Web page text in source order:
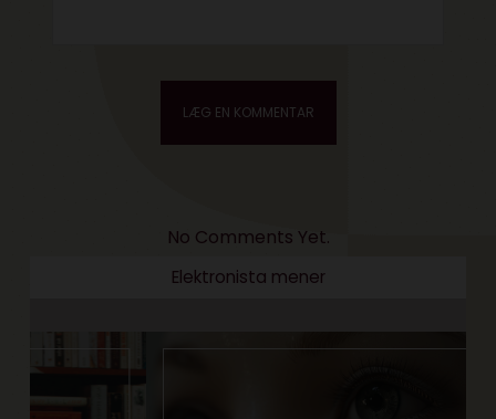
No Comments Yet.
Elektronista mener